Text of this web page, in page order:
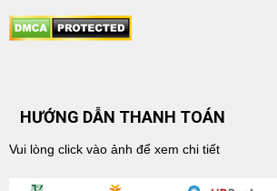
HƯỚNG DẪN THANH TOÁN
Vui lòng click vào ảnh để xem chi tiết